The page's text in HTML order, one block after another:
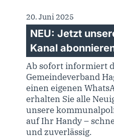
20. Juni 2025
NEU: Jetzt
Kanal
Ab sofort informiert
Gemeindeverband
einen eigenen
erhalten Sie alle
unsere
auf Ihr Handy –
und zuverlässig.